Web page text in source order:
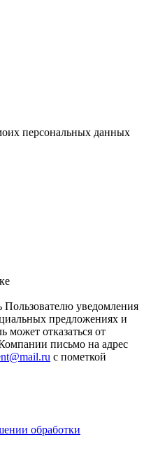
персональных данных
Пользователю уведомления
предложениях и
может отказаться от
письмо на адрес
с пометкой
обработки